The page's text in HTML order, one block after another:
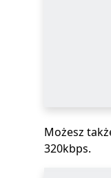
Możesz
320kbps.